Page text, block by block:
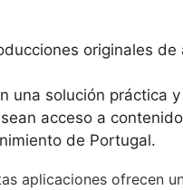
originales
una solución práctica
acceso a
de Portugal.
aplicaciones ofrecen